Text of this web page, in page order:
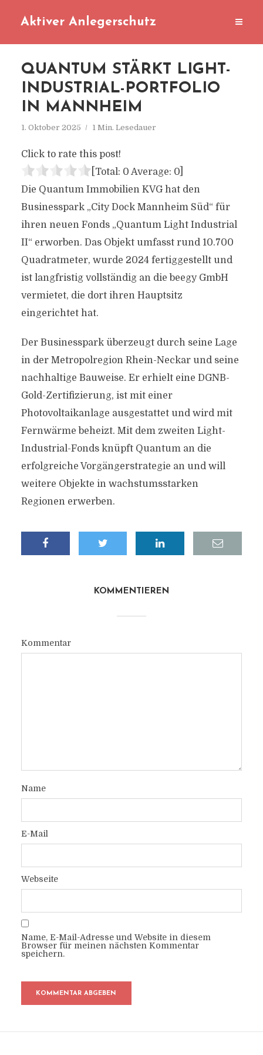
Aktiver Anlegerschutz
QUANTUM STÄRKT LIGHT-
INDUSTRIAL-PORTFOLIO
IN MANNHEIM
1. Oktober 2025 1 Min. Lesedauer
Click to rate this post!
[Total: 0 Average: 0]
Die Quantum Immobilien KVG hat den
Businesspark „City Dock Mannheim Süd“ für
ihren neuen Fonds „Quantum Light Industrial
II“ erworben. Das Objekt umfasst rund 10.700
Quadratmeter, wurde 2024 fertiggestellt und
ist langfristig vollständig an die beegy GmbH
vermietet, die dort ihren Hauptsitz
eingerichtet hat.
Der Businesspark überzeugt durch seine Lage
in der Metropolregion Rhein-Neckar und seine
nachhaltige Bauweise. Er erhielt eine DGNB-
Gold-Zertifizierung, ist mit einer
Photovoltaikanlage ausgestattet und wird mit
Fernwärme beheizt. Mit dem zweiten Light-
Industrial-Fonds knüpft Quantum an die
erfolgreiche Vorgängerstrategie an und will
weitere Objekte in wachstumsstarken
Regionen erwerben.
KOMMENTIEREN
Kommentar
Name
E-Mail
Webseite
Name, E-Mail-Adresse und Website in diesem
Browser für meinen nächsten Kommentar
speichern.